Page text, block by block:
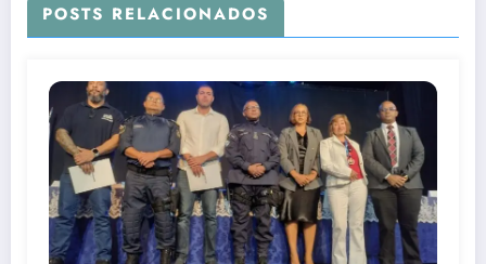
POSTS RELACIONADOS